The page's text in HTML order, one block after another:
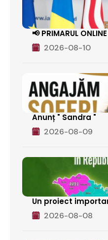
📢 PRIMARUL
2026-08-10
Anunț " Sandra "
2026-08-09
Un proiect
2026-08-08